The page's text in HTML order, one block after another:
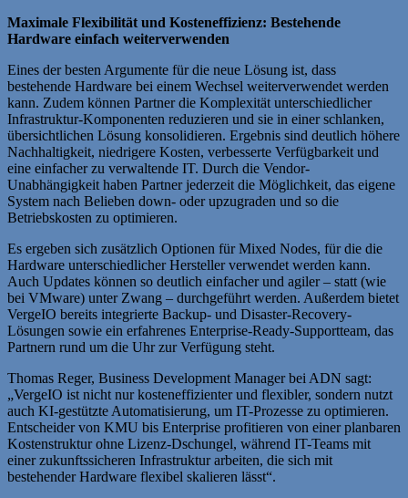
Maximale Flexibilität und Kosteneffizienz: Bestehende
Hardware einfach weiterverwenden
Eines der besten Argumente für die neue Lösung ist, dass
bestehende Hardware bei einem Wechsel weiterverwendet werden
kann. Zudem können Partner die Komplexität unterschiedlicher
Infrastruktur-Komponenten reduzieren und sie in einer schlanken,
übersichtlichen Lösung konsolidieren. Ergebnis sind deutlich höhere
Nachhaltigkeit, niedrigere Kosten, verbesserte Verfügbarkeit und
eine einfacher zu verwaltende IT. Durch die Vendor-
Unabhängigkeit haben Partner jederzeit die Möglichkeit, das eigene
System nach Belieben down- oder upzugraden und so die
Betriebskosten zu optimieren.
Es ergeben sich zusätzlich Optionen für Mixed Nodes, für die die
Hardware unterschiedlicher Hersteller verwendet werden kann.
Auch Updates können so deutlich einfacher und agiler – statt (wie
bei VMware) unter Zwang – durchgeführt werden. Außerdem bietet
VergeIO bereits integrierte Backup- und Disaster-Recovery-
Lösungen sowie ein erfahrenes Enterprise-Ready-Supportteam, das
Partnern rund um die Uhr zur Verfügung steht.
Thomas Reger, Business Development Manager bei ADN sagt:
„VergeIO ist nicht nur kosteneffizienter und flexibler, sondern nutzt
auch KI-gestützte Automatisierung, um IT-Prozesse zu optimieren.
Entscheider von KMU bis Enterprise profitieren von einer planbaren
Kostenstruktur ohne Lizenz-Dschungel, während IT-Teams mit
einer zukunftssicheren Infrastruktur arbeiten, die sich mit
bestehender Hardware flexibel skalieren lässt“.